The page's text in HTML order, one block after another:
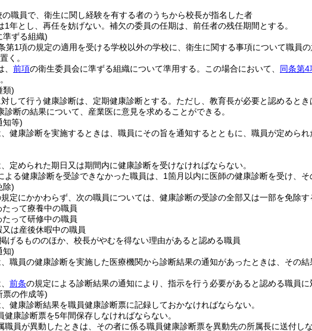
の職員で、衛生に関し経験を有する者のうちから校長が指名した者
1年とし、再任を妨げない。 補欠の委員の任期は、前任者の残任期間とする。
準ずる組織)
第1項の規定の適用を受ける学校以外の学校に、衛生に関する事項について職員
く。
前項の衛生委員会に準ずる組織について準用する。 この場合において、 同条第4
類)
して行う健康診断は、定期健康診断とする。 ただし、教育長が必要と認めるとき
診断の結果について、産業医に意見を求めることができる。
知等)
健康診断を実施するときは、職員にその旨を通知するとともに、職員が定めら
定められた期日又は期間内に健康診断を受けなければならない。
よる健康診断を受診できなかった職員は、1箇月以内に医師の健康診断を受け、
除)
定にかかわらず、次の職員については、健康診断の受診の全部又は一部を免除す
って療養中の職員
って研修中の職員
又は産後休暇中の職員
げるもののほか、校長がやむを得ない理由があると認める職員
知)
職員の健康診断を実施した医療機関から診断結果の通知があったときは、その
前条の規定による診断結果の通知により、指示を行う必要があると認める職員
票の作成等)
健康診断結果を職員健康診断票に記録しておかなければならない。
健康診断票を5年間保存しなければならない。
職員が異動したときは、その者に係る職員健康診断票を異動先の所属長に送付し